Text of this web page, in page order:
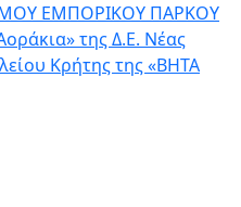
ΕΜΠΟΡΙΚΟΥ ΠΑΡΚΟΥ
της Δ.Ε. Νέας
Κρήτης της «ΒΗΤΑ